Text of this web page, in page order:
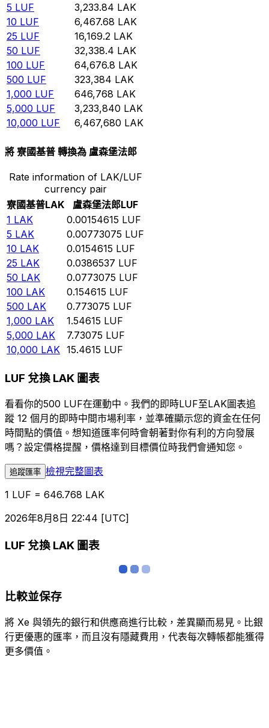
5 LUF 3,233.84 LAK
10 LUF 6,467.68 LAK
25 LUF 16,169.2 LAK
50 LUF 32,338.4 LAK
100 LUF 64,676.8 LAK
500 LUF 323,384 LAK
1,000 LUF 646,768 LAK
5,000 LUF 3,233,840 LAK
10,000 LUF 6,467,680 LAK
將 寮國基普 轉換為 盧森堡法郎
Rate information of LAK/LUF
currency pair
寮國基普LAK 盧森堡法郎LUF
1 LAK 0.00154615 LUF
5 LAK 0.00773075 LUF
10 LAK 0.0154615 LUF
25 LAK 0.0386537 LUF
50 LAK 0.0773075 LUF
100 LAK 0.154615 LUF
500 LAK 0.773075 LUF
1,000 LAK 1.54615 LUF
5,000 LAK 7.73075 LUF
10,000 LAK 15.4615 LUF
LUF 兌換 LAK 圖表
看看你的500 LUF在運動中。我們的即時LUF至LAK圖表追
蹤 12 個月的即時中間市場利率，並準確顯示您的資金在任何
時間點的價值。想知道匯率何時會朝著對你有利的方向發展
嗎？設定價格提醒，價格達到目標價位時我們會通知您。
追蹤匯率 檢視完整圖表
1 LUF = 646.768 LAK
2026年8月8日 22:44 [UTC]
LUF 兌換 LAK 圖表
比較並保存
將 Xe 與領先的銀行和供應商進行比較，差異顯而易見。比銀
行更優惠的匯率，而且沒有隱藏費用，代表每次轉帳都能獲得
更多價值。